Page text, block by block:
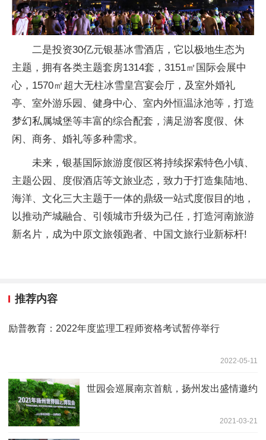
二是投资30亿元银基冰雪酒店，它以极地生态为
主题，拥有各类主题套房1314套，3151㎡国际会展中
心，1570㎡超大无柱冰雪皇宫宴会厅，及室外婚礼
亭、室外游乐园、健身中心、室内外恒温泳池等，打造
梦幻私属城堡等丰富的综合配套，满足游客度假、休
闲、商务、婚礼等多种需求。
未来，银基国际旅游度假区将持续探索特色小镇、
主题公园、度假酒店等文旅业态，致力于打造集陆地、
海洋、文化三大主题于一体的鼎级一站式度假目的地，
以推动产城融合、引领城市升级为己任，打造河南旅游
新名片，成为中原文旅领跑者、中国文旅行业新标杆!
推荐内容
励普教育：2022年度监理工程师资格考试暂停举行
2022-05-11
世园会巡展南京首航，扬州发出盛情邀约
2021-03-21